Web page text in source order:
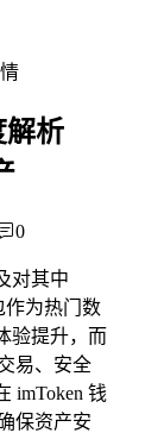
解析
0
对其中
作为热门数
验提升，而
易、安全
imToken 钱
保资产安